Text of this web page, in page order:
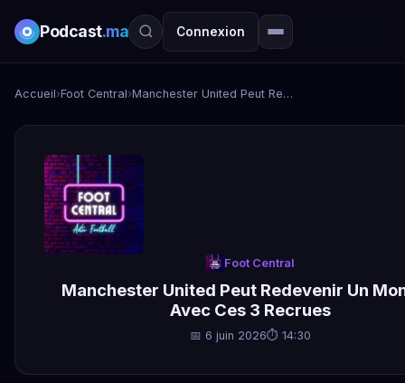
Podcast.ma Connexion
Accueil›Foot Central› Manchester United Peut Redevenir Un Monstre Avec Ces 3 Recrues
Foot Central
Manchester United Peut Redevenir Un
Avec Ces 3 Recrues
📅 6 juin 2026⏱ 14:30